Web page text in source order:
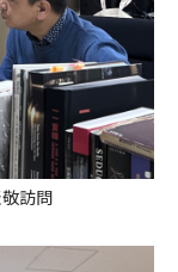
訪問